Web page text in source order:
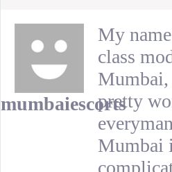
mumbaiescorts
My
class
pretty
Mumbai